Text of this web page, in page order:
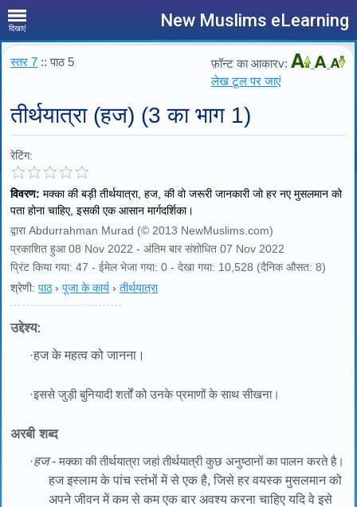
दिखाएं New Muslims eLearning
स्तर 7 :: पाठ 5
फ़ॉन्ट का आकारv:
लेख टूल पर जाएं
तीर्थयात्रा (हज) (3 का भाग 1)
रेटिंग:
विवरण: मक्का की बड़ी तीर्थयात्रा, हज, की वो जरूरी जानकारी जो हर नए मुसलमान को
पता होना चाहिए, इसकी एक आसान मार्गदर्शिका।
द्वारा Abdurrahman Murad (© 2013 NewMuslims.com)
प्रकाशित हुआ 08 Nov 2022 - अंतिम बार संशोधित 07 Nov 2022
प्रिंट किया गया: 47 - ईमेल भेजा गया: 0 - देखा गया: 10,528 (दैनिक औसत: 8)
श्रेणी: पाठ› पूजा के कार्य › तीर्थयात्रा
उद्देश्य:
·हज के महत्व को जानना।
·इससे जुड़ी बुनियादी शर्तों को उनके प्रमाणों के साथ सीखना।
अरबी शब्द
·हज-मक्का की तीर्थयात्रा जहां तीर्थयात्री कुछ अनुष्ठानों का पालन करते है।
हज इस्लाम के पांच स्तंभों में से एक है, जिसे हर वयस्क मुसलमान को
अपने जीवन में कम से कम एक बार अवश्य करना चाहिए यदि वे इसे